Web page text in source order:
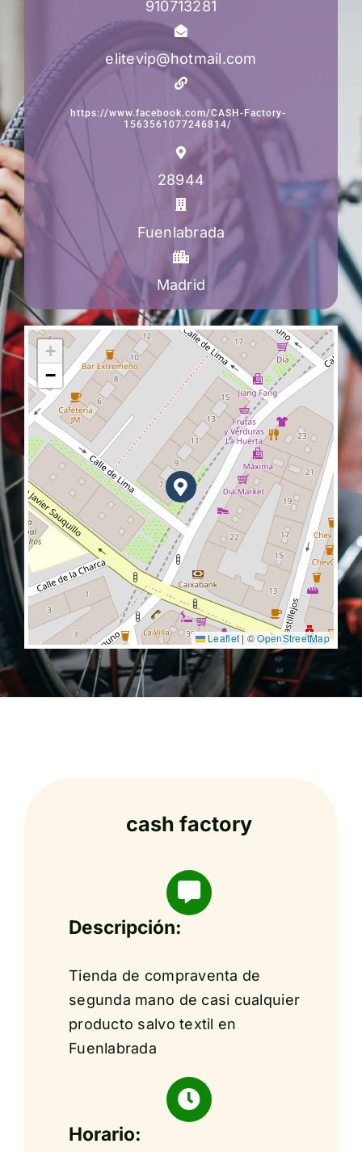
910713281
elitevip@hotmail.com
https://www.facebook.com/CASH-Factory-
1563561077246814/
28944
Fuenlabrada
Madrid
+
−
Leaflet | ©OpenStreetMap
cash factory
Descripción:
Tienda de compraventa de
segunda mano de casi cualquier
producto salvo textil en
Fuenlabrada
Horario: